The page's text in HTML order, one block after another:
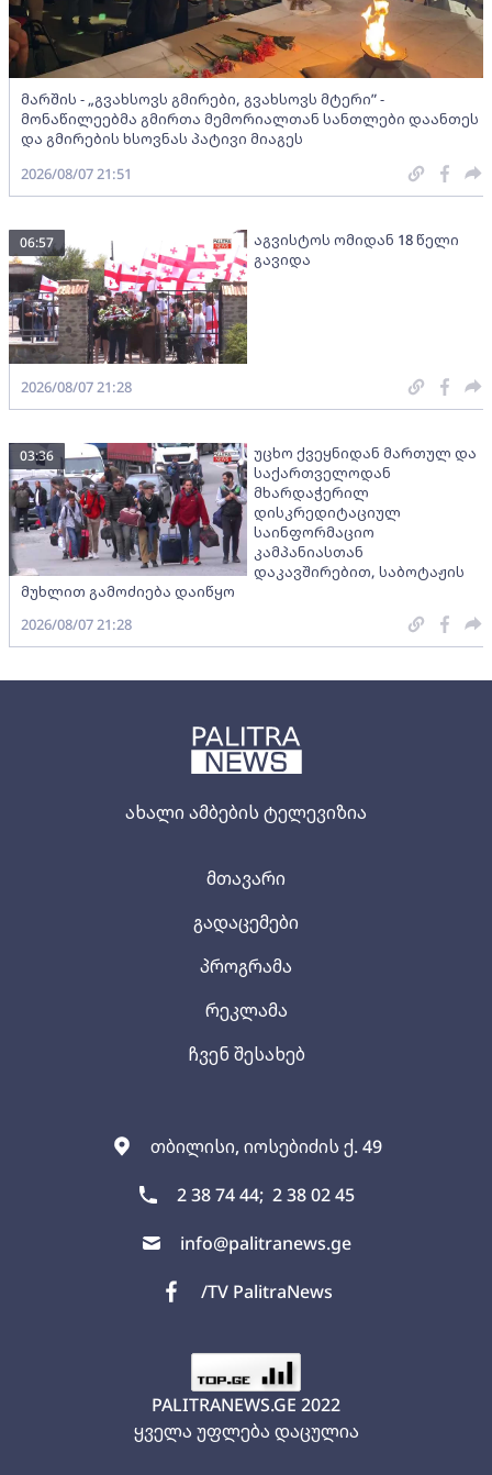
ახალი ამბების ტელევიზია
თბილისი, იოსებიძის ქ. 49
2 38 74 44; 2 38 02 45
info@palitranews.ge
/TV PalitraNews
მთავარი
გადაცემები
პროგრამა
რეკლამა
ჩვენ შესახებ
PALITRANEWS.GE 2022
ყველა უფლება დაცულია
მარშის - „გვახსოვს გმირები, გვახსოვს მტერი” -
მონაწილეებმა გმირთა მემორიალთან სანთლები დაანთეს
და გმირების ხსოვნას პატივი მიაგეს
2026/08/07 21:51
აგვისტოს ომიდან 18 წელი
გავიდა
06:57
2026/08/07 21:28
უცხო ქვეყნიდან მართულ და
საქართველოდან
მხარდაჭერილ
დისკრედიტაციულ
საინფორმაციო
კამპანიასთან
დაკავშირებით, საბოტაჟის
მუხლით გამოძიება დაიწყო
03:36
2026/08/07 21:28